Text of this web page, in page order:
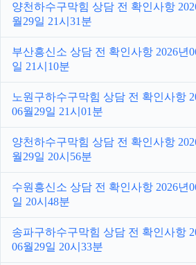
양천하수구막힘 상담 전 확인사항
월29일 21시31분
부산흥신소 상담 전 확인사항 2026년
일 21시10분
노원구하수구막힘 상담 전 확인사항
06월29일 21시01분
양천하수구막힘 상담 전 확인사항
월29일 20시56분
수원흥신소 상담 전 확인사항 2026년
일 20시48분
송파구하수구막힘 상담 전 확인사항
06월29일 20시33분